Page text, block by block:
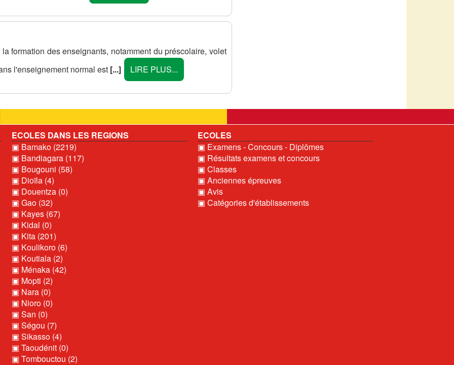
formation des enseignants, notamment du préscolaire, volet
l'enseignement normal est [...] LIRE PLUS...
ECOLES DANS LES REGIONS
▣ Bamako (2219)
▣ Bandiagara (117)
▣ Bougouni (58)
▣ Dioïla (4)
▣ Douentza (0)
▣ Gao (32)
▣ Kayes (67)
▣ Kidal (0)
▣ Kita (201)
▣ Koulikoro (6)
▣ Koutiala (2)
▣ Ménaka (42)
▣ Mopti (2)
▣ Nara (0)
▣ Nioro (0)
▣ San (0)
▣ Ségou (7)
▣ Sikasso (4)
▣ Taoudénit (0)
▣ Tombouctou (2)
ECOLES
▣ Examens - Concours - Diplômes
▣ Résultats examens et concours
▣ Classes
▣ Anciennes épreuves
▣ Avis
▣ Catégories d'établissements